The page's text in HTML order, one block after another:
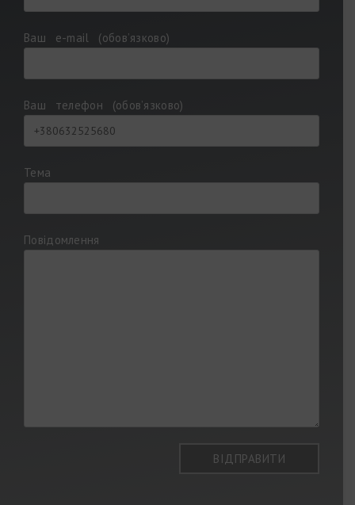
Ваш e-mail (обов’язково)
Ваш телефон (обов’язково)
Тема
Повідомлення